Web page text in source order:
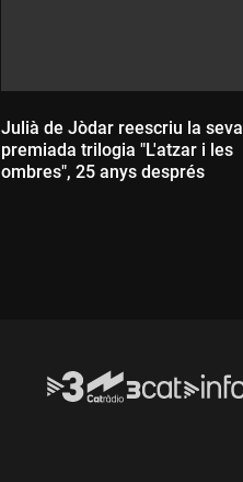
Julià de Jòdar reescriu la seva
premiada trilogia "L'atzar i les
ombres", 25 anys després